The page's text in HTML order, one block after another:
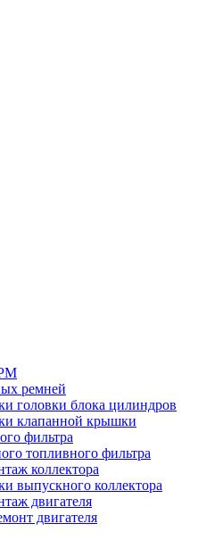
ремней
головки блока цилиндров
клапанной крышки
фильтра
топливного фильтра
коллектора
выпускного коллектора
двигателя
двигателя